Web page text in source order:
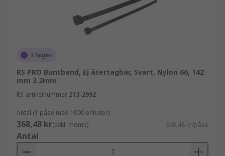
I lager
RS PRO Buntband, Ej återtagbar, Svart, Nylon 66, 142
mm 3.2mm
RS-artikelnummer 213-2992
Antal (1 påse med 1000 enheter)
368,48 kr(exkl. moms) 368,48 kr/påse
Antal